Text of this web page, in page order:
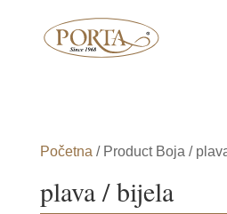
Početna / Product Boja /
plava / bijela